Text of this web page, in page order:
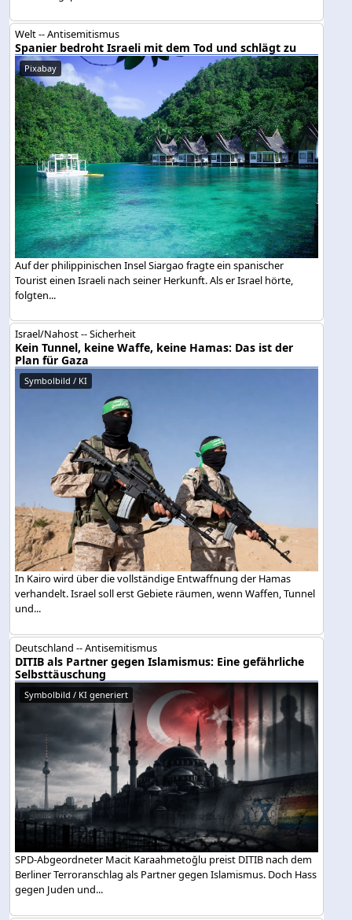
Welt -- Antisemitismus
Spanier bedroht Israeli mit dem Tod und schlägt zu
Pixabay
Auf der philippinischen Insel Siargao fragte ein spanischer
Tourist einen Israeli nach seiner Herkunft. Als er Israel hörte,
folgten...
Israel/Nahost -- Sicherheit
Kein Tunnel, keine Waffe, keine Hamas: Das ist der
Plan für Gaza
Symbolbild / KI
In Kairo wird über die vollständige Entwaffnung der Hamas
verhandelt. Israel soll erst Gebiete räumen, wenn Waffen, Tunnel
und...
Deutschland -- Antisemitismus
DITIB als Partner gegen Islamismus: Eine gefährliche
Selbsttäuschung
Symbolbild / KI generiert
SPD-Abgeordneter Macit Karaahmetoğlu preist DITIB nach dem
Berliner Terroranschlag als Partner gegen Islamismus. Doch Hass
gegen Juden und...